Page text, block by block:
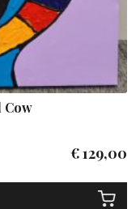
Cow
€129,00